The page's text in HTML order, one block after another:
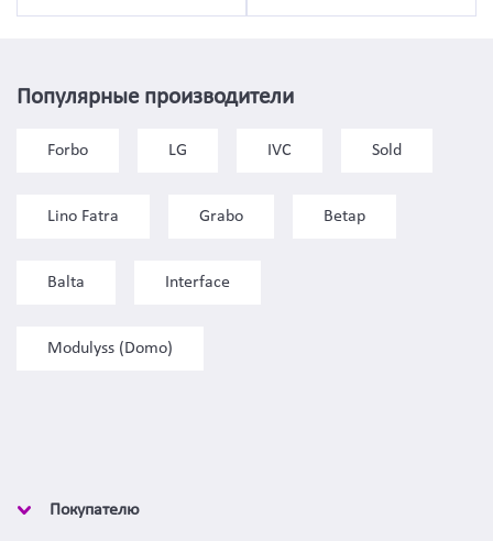
Популярные производители
Forbo LG IVC Sold
Lino Fatra Grabo Betap
Balta Interface
Modulyss (Domo)
Покупателю